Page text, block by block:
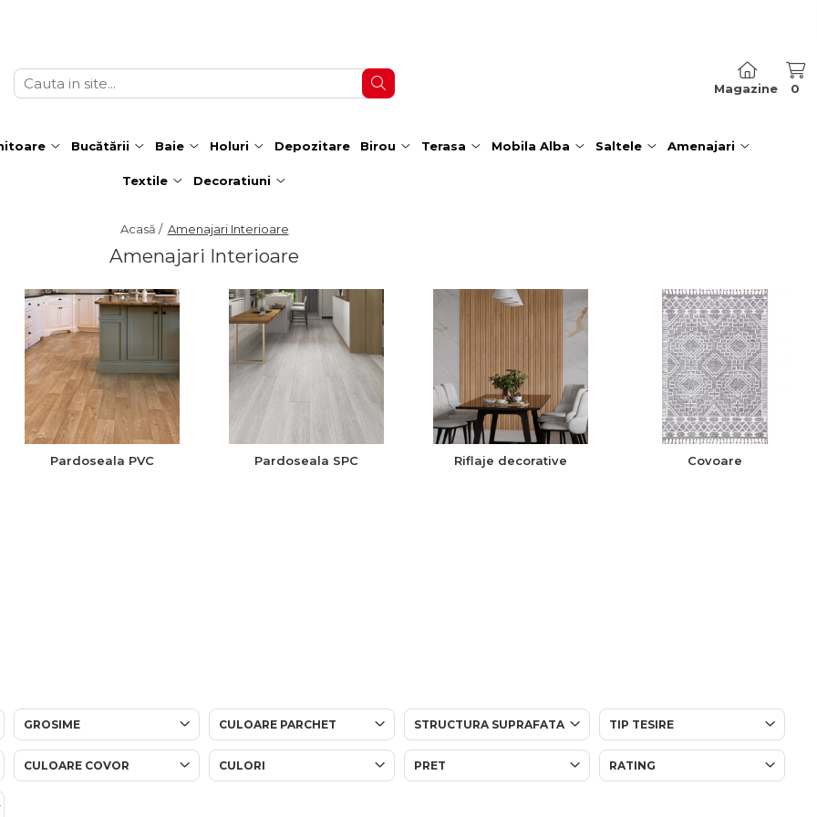
Magazine 0
Bucătării Baie Holuri Depozitare Birou Terasa Mobila Alba Saltele Amenajari
Textile Decoratiuni
Acasă / Amenajari Interioare
Amenajari Interioare
Pardoseala PVC Pardoseala SPC Riflaje decorative Covoare
GROSIME CULOARE PARCHET STRUCTURA SUPRAFATA TIP TESIRE
CULOARE COVOR CULORI PRET RATING